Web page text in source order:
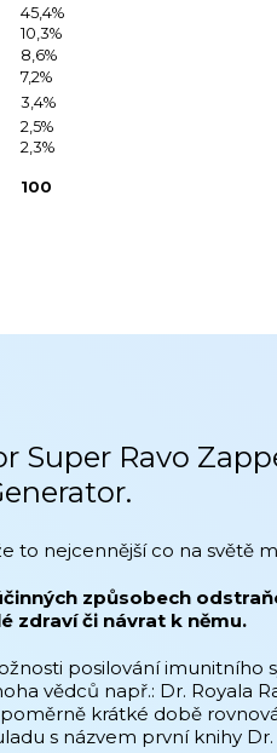
45,4%
10,3%
8,6%
7,2%
3,4%
2,5%
2,3%
100
Super Ravo
to nejcennější co na světě
způsobech
zdraví či návrat k němu.
posilování
vědců např.: Dr. Royala
krátké době
s názvem první knihy